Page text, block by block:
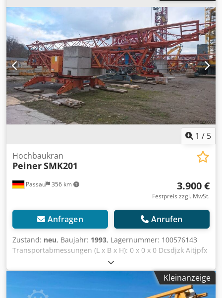
1 / 5
Passau 356 km
Hochbaukran
PeinerSMK201
3.900 €
Festpreis zzgl. MwSt.
Anfragen Anrufen
Zustand: neu, Baujahr: 1993, Lagernummer: 100576143
Transportabmessungen (L x B x H): 0 x 0 x 0 Dcsdjzk Aitjpfx
Am Rjk ---- Peiner Kran SMK201, Ausladung 22m,
Hakenhöhe 17m, max. Last 2000kg, Funkfernsteuerung,
einsatzbereit, guter Zustand, TÜV gültig bis November
Kleinanzeige